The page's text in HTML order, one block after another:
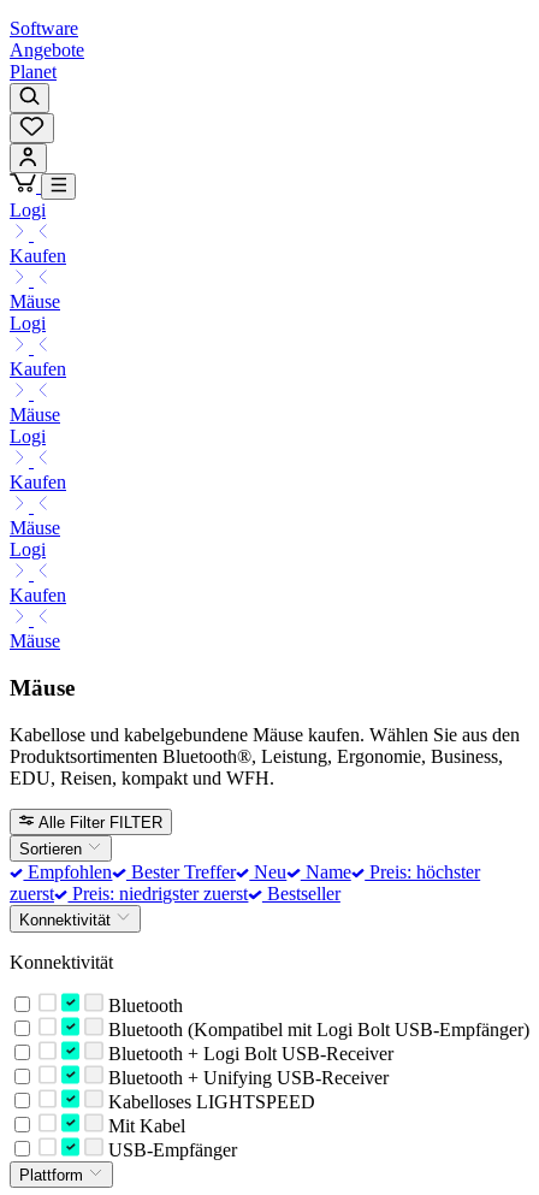
Software
Angebote
Planet
Logi
Kaufen
Mäuse
Logi
Kaufen
Mäuse
Logi
Kaufen
Mäuse
Logi
Kaufen
Mäuse
Mäuse
Kabellose und kabelgebundene Mäuse kaufen. Wählen Sie aus den
Produktsortimenten Bluetooth®, Leistung, Ergonomie, Business,
EDU, Reisen, kompakt und WFH.
Alle Filter FILTER
Sortieren
Empfohlen Bester Treffer Neu Name
Preis: höchster
zuerst
Preis: niedrigster zuerst Bestseller
Konnektivität
Konnektivität
Bluetooth
Bluetooth (Kompatibel mit Logi Bolt USB-Empfänger)
Bluetooth + Logi Bolt USB-Receiver
Bluetooth + Unifying USB-Receiver
Kabelloses LIGHTSPEED
Mit Kabel
USB-Empfänger
Plattform